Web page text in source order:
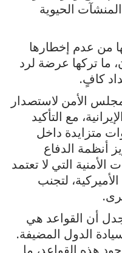
الحيوية
من عدم إخطارها
ما تركها عرضة لرد
كافٍ.
الأمن لاستصدار
مع التأكيد
متزايدة داخل
أنظمة الدفاع
التي لا تعتمد
لتجنب
أن القواعد هي
الدول المضيفة.
هذه القواعد، ما